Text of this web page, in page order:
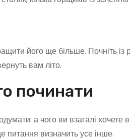
його ще більше. Почніть із
вам літо.
починати
а чого ви взагалі хочете
питання визначить усе інше.